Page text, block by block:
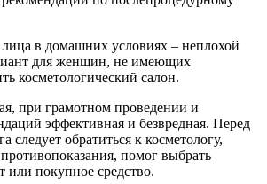
в домашних условиях – неплохой
для женщин, не имеющих
косметологический салон.
при грамотном проведении и
эффективная и безвредная. Перед
следует обратиться к косметологу,
помог выбрать
или покупное средство.